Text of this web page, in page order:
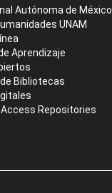
Autónoma de México
UNAM
Aprendizaje
Bibliotecas
Repositories